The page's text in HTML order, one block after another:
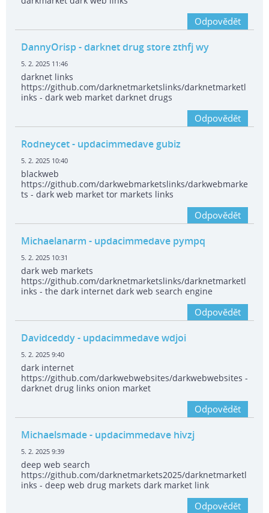
Odpovědět
DannyOrisp - darknet drug store zthfj wy
5. 2. 2025 11:46
darknet links
https://github.com/darknetmarketslinks/darknetmarketl
inks - dark web market darknet drugs
Odpovědět
Rodneycet- updacimmedave gubiz
5. 2. 2025 10:40
blackweb
https://github.com/darkwebmarketslinks/darkwebmarke
ts - dark web market tor markets links
Odpovědět
Michaelanarm - updacimmedave pympq
5. 2. 2025 10:31
dark web markets
https://github.com/darknetmarketslinks/darknetmarketl
inks - the dark internet dark web search engine
Odpovědět
Davidceddy- updacimmedave wdjoi
5. 2. 2025 9:40
dark internet
https://github.com/darkwebwebsites/darkwebwebsites -
darknet drug links onion market
Odpovědět
Michaelsmade- updacimmedave hivzj
5. 2. 2025 9:39
deep web search
https://github.com/darknetmarkets2025/darknetmarketl
inks - deep web drug markets dark market link
Odpovědět